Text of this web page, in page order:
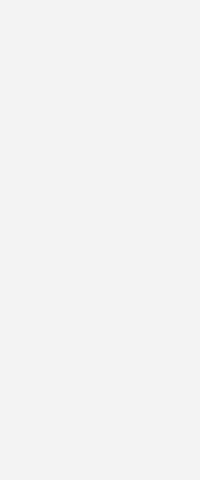
der Wand (Sanitärarmaturen und sonstige
erwarten die Mitgliedsfirmen ein
und einen Rückgang von 0,5 % im Ausland.
hinter der Wand (technische
Installationskomponenten für das
Rückgang von 1,4 % im Inland, jedoch
im Ausland.
Rückkehr in die Wachstumsphase zu
Trendwende ist deutlich erkennbar“,
Vorsitzender des
Sanitärtechnik und -design und
Holding GmbH & Co. KG. „Jetzt kommt es
Sanitärwirtschaft im Schulterschluss die
stellen.“
weiter in der Talsohle
ist immer noch kein Ende der
befinden sich weiter auf
rechnet 2024 mit einem realen Minus von
Wohnungsbau.